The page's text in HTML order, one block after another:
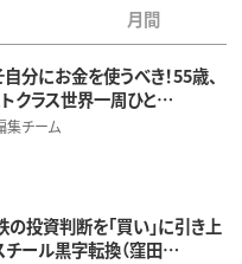
月間
分にお金を使うべき！55歳、
トクラス世界一周ひと…
集チーム
の投資判断を「買い」に引き上
チール黒字転換（窪田…